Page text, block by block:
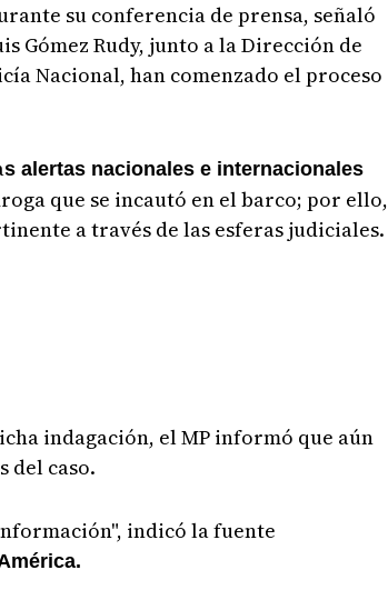
su conferencia de prensa, señaló
Gómez Rudy, junto a la Dirección de
Nacional, han comenzado el proceso
s alertas nacionales e internacionales
que se incautó en el barco; por ello,
a través de las esferas judiciales.
indagación, el MP informó que aún
del caso.
indicó la fuente